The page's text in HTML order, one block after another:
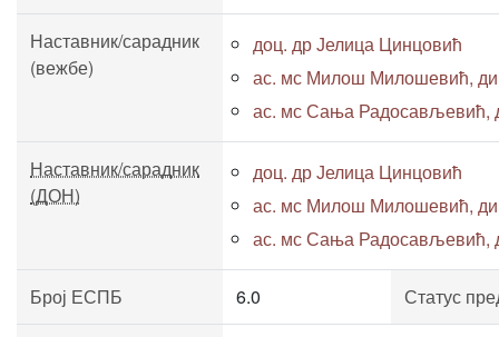
Наставник/сарадник
(вежбе)
доц. др Јелица Цинцовић
ас. мс Милош Милошевић,
ас. мс Сања Радосављевић,
Наставник/сарадник
(ДОН)
доц. др Јелица Цинцовић
ас. мс Милош Милошевић,
ас. мс Сања Радосављевић,
Број ЕСПБ 6.0 Статус